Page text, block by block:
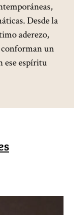
Desde la
aderezo,
conforman un
ese espíritu